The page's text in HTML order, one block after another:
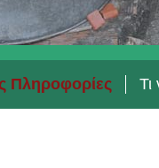
Πληροφορίες Τι